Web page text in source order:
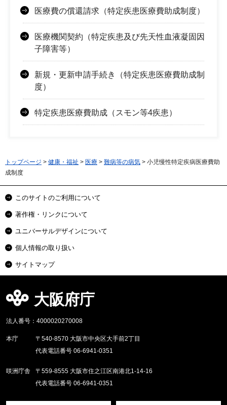
医療費の償還請求（特定疾患医療費助成制度）
医療機関契約（特定疾患及び先天性血液凝固因
子障害等）
新規・更新申請手続き（特定疾患医療費助成制
度）
特定疾患医療費助成（スモン等4疾患）
トップページ > 健康・福祉 > 医療 > 難病等の病気 > 小児慢性特定疾病医療費助
成制度
このサイトのご利用について
著作権・リンクについて
ユニバーサルデザインについて
個人情報の取り扱い
サイトマップ
大阪府庁
法人番号：4000020270008
本庁
〒540-8570 大阪市中央区大手前2丁目
代表電話番号 06-6941-0351
咲洲庁舎
〒559-8555 大阪市住之江区南港北1-14-16
代表電話番号 06-6941-0351